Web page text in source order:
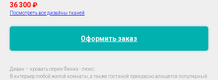
36 300 ₽
Посмотреть все дизайны тканей
Оформить заказ
Диван – кровать серии Финка - люкс:
В интерьер любой жилой комнаты, а также гостиной прекрасно впишется популярный